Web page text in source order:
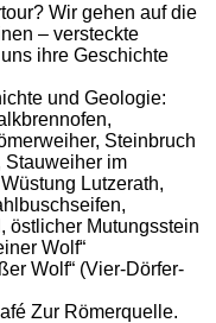
Wir gehen auf die
– versteckte
ihre Geschichte
und Geologie:
Steinbruch
Stauweiher im
Lutzerath,
östlicher Mutungsstein
Wolf“
Wolf“ (Vier-Dörfer-
Zur Römerquelle.